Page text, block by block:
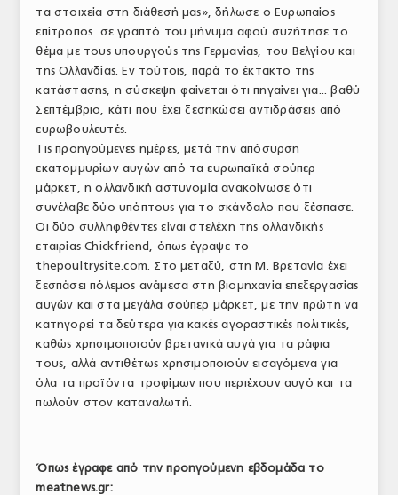
Profile
ΑΡΧΕΙΟ ΤΕΥΧΩΝ
τα στοιχεία στη διάθεσή μας», δήλωσε ο Ευρωπαίος
επίτροπος σε γραπτό του μήνυμα αφού συζήτησε το
θέμα με τους υπουργούς της Γερμανίας, του Βελγίου και
της Ολλανδίας. Εν τούτοις, παρά το έκτακτο της
κατάστασης, η σύσκεψη φαίνεται ότι πηγαίνει για... βαθύ
Σεπτέμβριο, κάτι που έχει ξεσηκώσει αντιδράσεις από
ευρωβουλευτές.
Τις προηγούμενες ημέρες, μετά την απόσυρση
εκατομμυρίων αυγών από τα ευρωπαϊκά σούπερ
μάρκετ, η ολλανδική αστυνομία ανακοίνωσε ότι
συνέλαβε δύο υπόπτους για το σκάνδαλο που ξέσπασε.
Οι δύο συλληφθέντες είναι στελέχη της ολλανδικής
εταιρίας Chickfriend, όπως έγραψε το
thepoultrysite.com. Στο μεταξύ, στη Μ. Βρετανία έχει
ξεσπάσει πόλεμος ανάμεσα στη βιομηχανία επεξεργασίας
αυγών και στα μεγάλα σούπερ μάρκετ, με την πρώτη να
κατηγορεί τα δεύτερα για κακές αγοραστικές πολιτικές,
καθώς χρησιμοποιούν βρετανικά αυγά για τα ράφια
τους, αλλά αντιθέτως χρησιμοποιούν εισαγόμενα για
όλα τα προϊόντα τροφίμων που περιέχουν αυγό και τα
πωλούν στον καταναλωτή.
Όπως έγραφε από την προηγούμενη εβδομάδα το
meatnews.gr: